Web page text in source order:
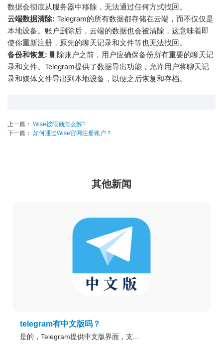
数据会彻底从服务器中移除，无法通过任何方式找回。
云端数据清除: Telegram的所有数据都存储在云端，而不仅仅是
本地设备。账户删除后，云端的数据也会被清除，这意味着即
使你重新注册，原先的聊天记录和文件等也无法找回。
备份和恢复: 删除账户之前，用户应确保备份所有重要的聊天记
录和文件。Telegram提供了数据导出功能，允许用户将聊天记
录和媒体文件导出到本地设备，以便之后恢复和存档。
上一篇： Wise被限额怎么解?
下一篇： 如何通过Wise官网注册账户？
其他新闻
telegram有中文版吗？
是的，Telegram提供中文版界面，支...